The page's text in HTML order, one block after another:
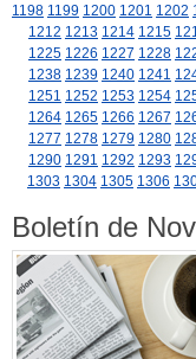
1198 1199 1200 1201 1202
1212 1213 1214 1215
1225 1226 1227 1228
1238 1239 1240 1241
1251 1252 1253 1254
1264 1265 1266 1267
1277 1278 1279 1280
1290 1291 1292 1293
1303 1304 1305 1306
Boletín de